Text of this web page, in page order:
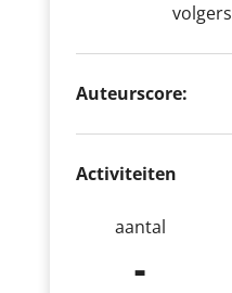
volgers
Auteurscore:
Activiteiten
aantal
-